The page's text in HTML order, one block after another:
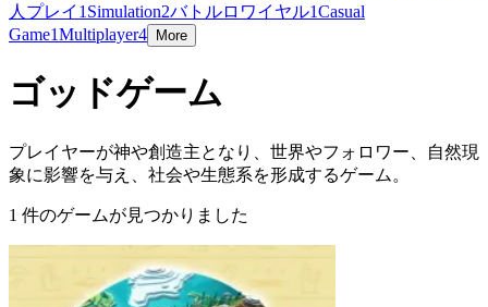
人プレイ 1 Simulation2バトルロワイヤル1Casual
Game1Multiplayer4 More
ゴッドゲーム
プレイヤーが神や創造主となり、世界やフォロワー、自然現
象に影響を与え、社会や生態系を形成するゲーム。
1 件のゲームが見つかりました